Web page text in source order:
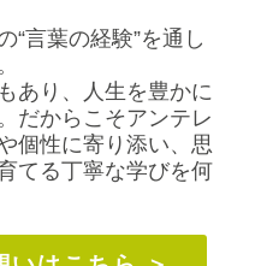
“言葉の経験”を通し
あり、人生を豊かに
だからこそアンテレ
個性に寄り添い、思
てる丁寧な学びを何